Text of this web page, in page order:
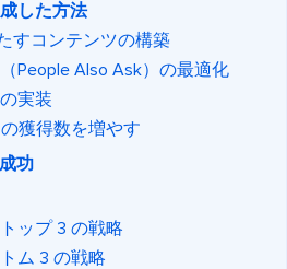
した方法
すコンテンツの構築
People Also Ask）の最適化
実装
獲得数を増やす
功
ップ 3 の戦略
ム 3 の戦略